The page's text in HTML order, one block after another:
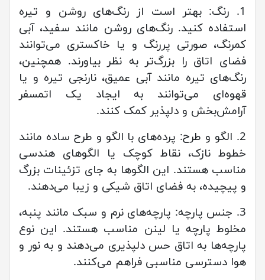
1. رنگ: بهتر است از رنگ‌های روشن و تیره
استفاده کنید. رنگ‌های روشن مانند سفید، آبی
کمرنگ، صورتی پررنگ و یا خاکستری می‌توانند
فضای اتاق را بزرگ‌تر به نظر بیاورند. همچنین،
رنگ‌های تیره مانند آبی عمیق، نارنجی تیره و یا
قهوه‌ای می‌توانند به ایجاد یک اتمسفر
آرامش‌بخش و دلپذیر کمک کنند.
2. الگو و طرح: پرده‌های با الگو و طرح ساده مانند
خطوط نازک، نقاط کوچک یا الگوهای هندسی
مناسب هستند. این الگوها به جای تزئینات بزرگ
و پیچیده، به فضای اتاق شیکی و زیبا می‌دهند.
3. جنس پارچه: پارچه‌های نرم و سبک مانند پنبه،
مخلوط پارچه یا لینن مناسب هستند. این نوع
پارچه‌ها به اتاق حس دلپذیری می‌دهند و به نور و
هوا دسترسی مناسبی فراهم می‌کنند.